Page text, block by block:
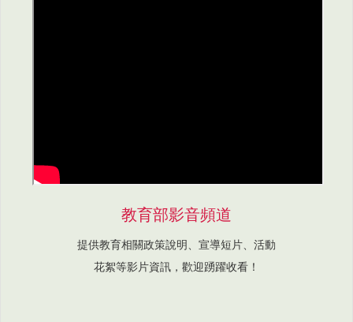
教育部影音頻道
提供教育相關政策說明、宣導短片、活動
花絮等影片資訊，歡迎踴躍收看！